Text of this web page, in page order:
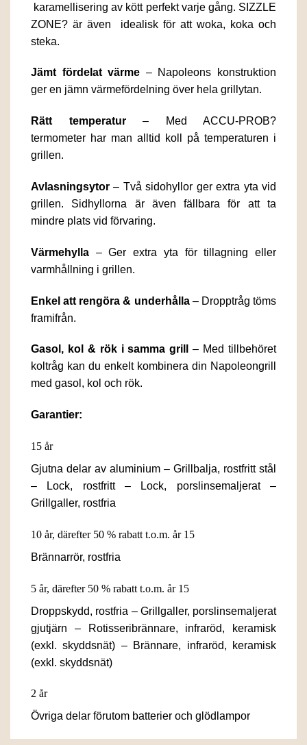
karamellisering av kött perfekt varje gång. SIZZLE
ZONE? är även idealisk för att woka, koka och
steka.
Jämt fördelat värme – Napoleons konstruktion
ger en jämn värmefördelning över hela grillytan.
Rätt temperatur– Med ACCU-PROB?
termometer har man alltid koll på temperaturen i
grillen.
Avlasningsytor – Två sidohyllor ger extra yta vid
grillen. Sidhyllorna är även fällbara för att ta
mindre plats vid förvaring.
Värmehylla – Ger extra yta för tillagning eller
varmhållning i grillen.
Enkel att rengöra & underhålla– Dropptråg töms
framifrån.
Gasol, kol & rök i samma grill
– Med tillbehöret
koltråg kan du enkelt kombinera din Napoleongrill
med gasol, kol och rök.
Garantier:
15 år
Gjutna delar av aluminium – Grillbalja, rostfritt stål
– Lock, rostfritt – Lock, porslinsemaljerat –
Grillgaller, rostfria
10 år, därefter 50 % rabatt t.o.m. år 15
Brännarrör, rostfria
5 år, därefter 50 % rabatt t.o.m. år 15
Droppskydd, rostfria – Grillgaller, porslinsemaljerat
gjutjärn – Rotisseribrännare, infraröd, keramisk
(exkl. skyddsnät) – Brännare, infraröd, keramisk
(exkl. skyddsnät)
2 år
Övriga delar förutom batterier och glödlampor